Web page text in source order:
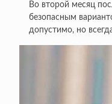
Во второй месяц
безопасным
допустимо, но